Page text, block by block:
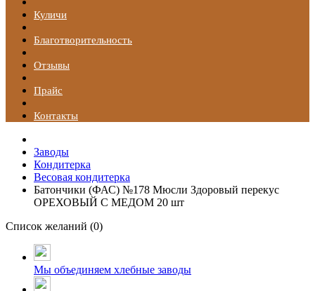
Куличи
Благотворительность
Отзывы
Прайс
Контакты
Заводы
Кондитерка
Весовая кондитерка
Батончики (ФАС) №178 Мюсли Здоровый перекус
ОРЕХОВЫЙ С МЕДОМ 20 шт
Список желаний (0)
Мы объединяем хлебные заводы